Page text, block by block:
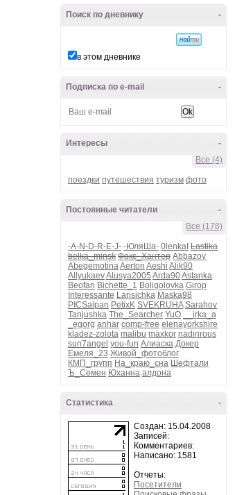
-
Поиск по дневнику
в этом дневнике
-
Подписка по e-mail
-
Интересы
Все (4)
поездки путешествия туризм фото
-
Постоянные читатели
Все (178)
-A-N-D-R-E-J- -ЮляШа- 0lenkaI Lastika
belka_minsk Фокс_Хантер Abbazov
AbegemotinaAerton Aeshi Alik90
AllyukaevAlusya2005 Arda90Astanka
Beofan Bichette_1 Boligolovka Girop
Interessante Larisichka Maska98
PICSaipan PetixK SVEKRUHA Sarahov
Tanjushka The_Searcher YuO
__irka_a
_egorg anhar comp-free elenayorkshire
kladez-zolota malibu maxkor nadinrous
sun7angel you-fun Алиаска Докер
Емеля_23 Живой_фотоблог
КМП_групп На_краю_сна Шефтали
Ъ_Семен Юханна алдона
-
Статистика
Создан: 15.04.2008
Записей:
Комментариев:
Написано: 1581
Отчеты:
Посетители